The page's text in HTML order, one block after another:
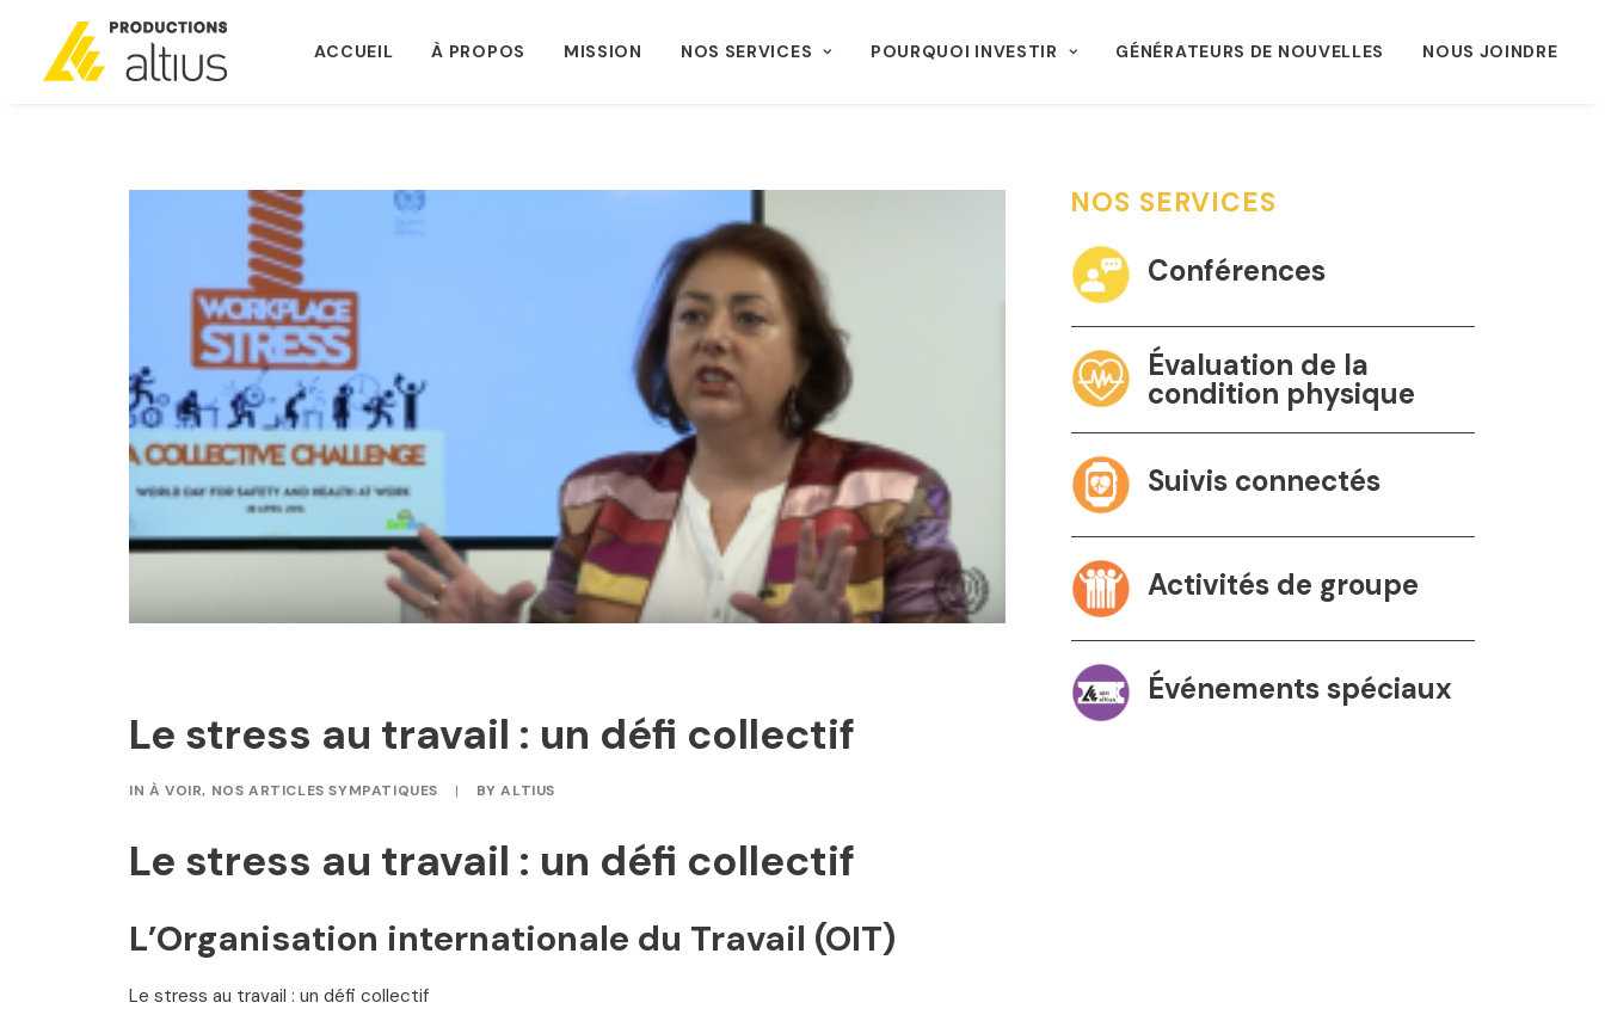
ACCUEIL À PROPOS MISSION NOS SERVICES POURQUOI INVESTIR GÉNÉRATEURS DE NOUVELLES NOUS JOINDRE
Le stress au travail : un défi collectif
IN À VOIR, NOS ARTICLES SYMPATIQUES | BYALTIUS
Le stress au travail : un défi collectif
L’Organisation internationale du Travail (OIT)
Le stress au travail : un défi collectif
NOS SERVICES
Conférences
Évaluation de la
condition physique
Suivis connectés
Activités de groupe
Événements spéciaux